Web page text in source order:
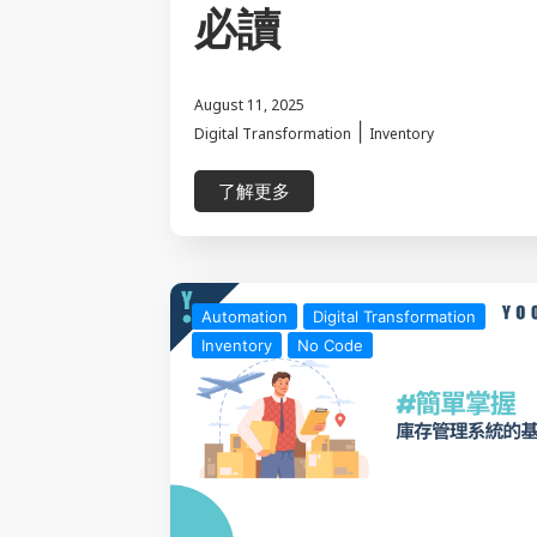
必讀
August 11, 2025
Digital Transformation
Inventory
了解更多
Automation
Digital Transformation
Inventory
No Code